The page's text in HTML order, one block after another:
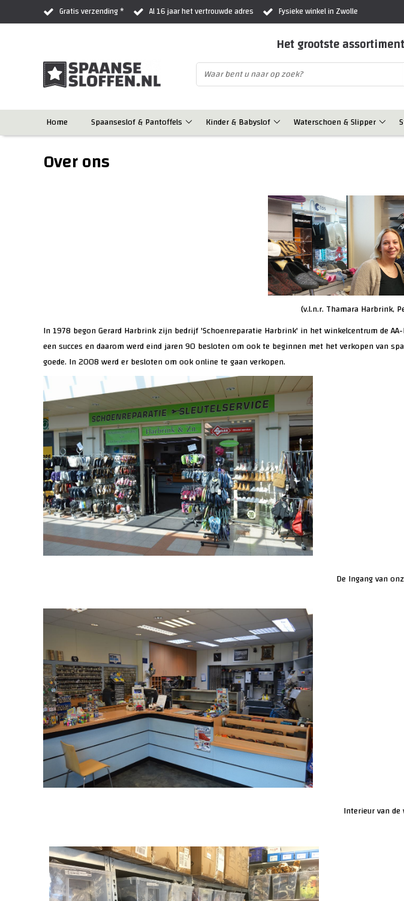
Gratis verzending * Al 16 jaar het vertrouwde adres Fysieke winkel in Zwolle
Home Spaanseslof & Pantoffels Kinder & Babyslof Waterschoen & Slipper
Het grootste
Over ons
(v.l.n.r. Thamara Harbrink,
In 1978 begon Gerard Harbrink zijn bedrijf 'Schoenreparatie Harbrink' in het winkelcentrum de
een succes en daarom werd eind jaren 90 besloten om ook te beginnen met het verkopen van
goede. In 2008 werd er besloten om ook online te gaan verkopen.
De Ingang van
Interieur van